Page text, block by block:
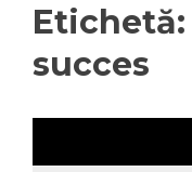
Etichetă:
succes